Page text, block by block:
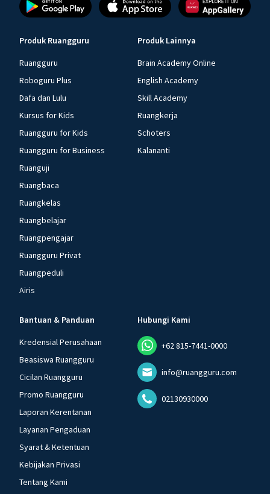
Produk Ruangguru
Ruangguru
Roboguru Plus
Dafa dan Lulu
Kursus for Kids
Ruangguru for Kids
Ruangguru for Business
Ruanguji
Ruangbaca
Ruangkelas
Ruangbelajar
Ruangpengajar
Ruangguru Privat
Ruangpeduli
Airis
Produk Lainnya
Brain Academy Online
English Academy
Skill Academy
Ruangkerja
Schoters
Kalananti
Bantuan & Panduan
Kredensial Perusahaan
Beasiswa Ruangguru
Cicilan Ruangguru
Promo Ruangguru
Laporan Kerentanan
Layanan Pengaduan
Syarat & Ketentuan
Kebijakan Privasi
Tentang Kami
Hubungi Kami
+62 815-7441-0000
info@ruangguru.com
02130930000